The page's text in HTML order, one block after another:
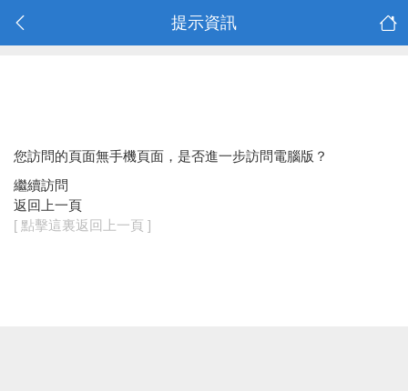
提示資訊
您訪問的頁面無手機頁面，是否進一步訪問電腦版？
繼續訪問
返回上一頁
[ 點擊這裏返回上一頁 ]